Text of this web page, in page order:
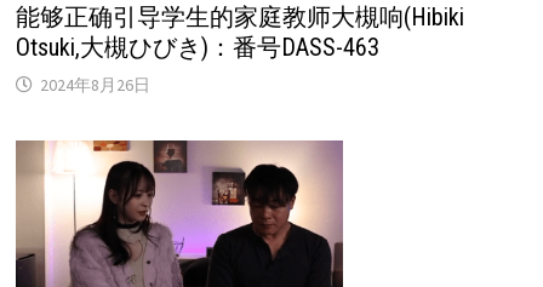
能够正确引导学生的家庭教师大槻响(Hibiki
Otsuki,大槻ひびき)：番号DASS-463
2024年8月26日